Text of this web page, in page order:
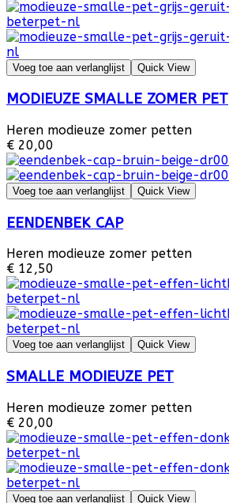
Voeg toe aan verlanglijst Quick View
MODIEUZE SMALLE ZOMER PET
Heren modieuze zomer petten
€ 20,00
Voeg toe aan verlanglijst Quick View
EENDENBEK CAP
Heren modieuze zomer petten
€ 12,50
Voeg toe aan verlanglijst Quick View
SMALLE MODIEUZE PET
Heren modieuze zomer petten
€ 20,00
Voeg toe aan verlanglijst Quick View